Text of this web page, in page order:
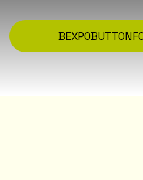
BEXPOBUTTON